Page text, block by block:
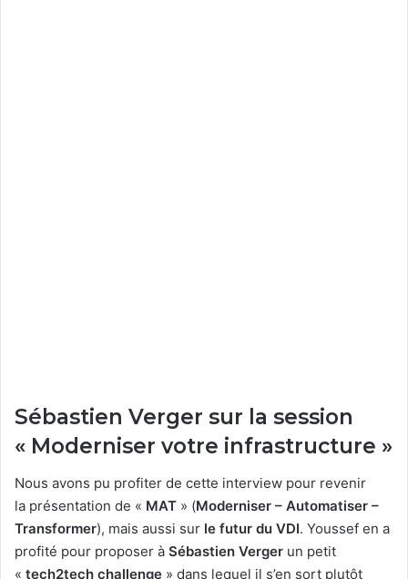
Sébastien Verger sur la session
« Moderniser votre infrastructure »
Nous avons pu profiter de cette interview pour revenir
la présentation de « MAT » (Moderniser – Automatiser –
Transformer), mais aussi sur le futur du VDI. Youssef en a
profité pour proposer à Sébastien Verger un petit
« tech2tech challenge » dans lequel il s’en sort plutôt